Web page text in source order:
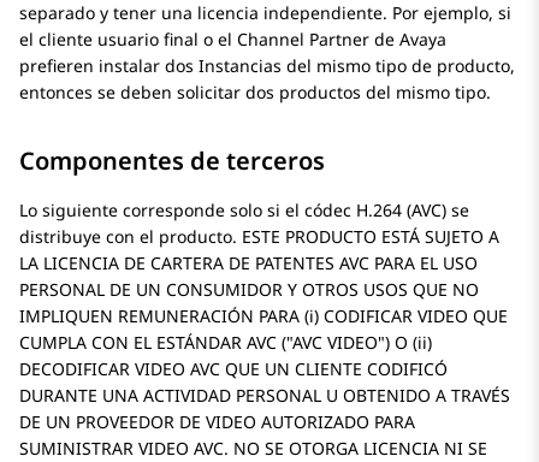
separado y tener una licencia independiente. Por ejemplo, si
el cliente usuario final o el Channel Partner de Avaya
prefieren instalar dos Instancias del mismo tipo de producto,
entonces se deben solicitar dos productos del mismo tipo.
Componentes de terceros
Lo siguiente corresponde solo si el códec H.264 (AVC) se
distribuye con el producto. ESTE PRODUCTO ESTÁ SUJETO A
LA LICENCIA DE CARTERA DE PATENTES AVC PARA EL USO
PERSONAL DE UN CONSUMIDOR Y OTROS USOS QUE NO
IMPLIQUEN REMUNERACIÓN PARA (i) CODIFICAR VIDEO QUE
CUMPLA CON EL ESTÁNDAR AVC ( AVC VIDEO ) O (ii)
DECODIFICAR VIDEO AVC QUE UN CLIENTE CODIFICÓ
DURANTE UNA ACTIVIDAD PERSONAL U OBTENIDO A TRAVÉS
DE UN PROVEEDOR DE VIDEO AUTORIZADO PARA
SUMINISTRAR VIDEO AVC. NO SE OTORGA LICENCIA NI SE